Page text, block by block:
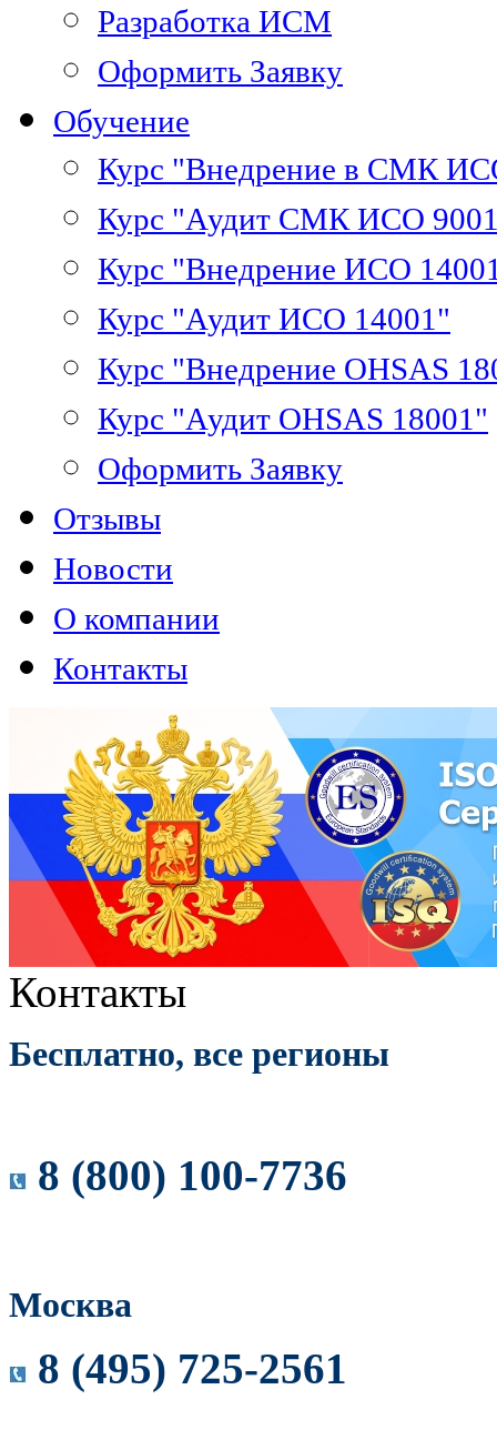
Разработка ИСМ
Оформить Заявку
Обучение
Курс "Внедрение в СМК
Курс "Аудит СМК ИСО
Курс "Внедрение ИСО
Курс "Аудит ИСО 14001"
Курс "Внедрение OHSAS
Курс "Аудит OHSAS 18001"
Оформить Заявку
Отзывы
Новости
О компании
Контакты
Контакты
Бесплатно, все регионы
8 (800) 100-7736
Москва
8 (495) 725-2561